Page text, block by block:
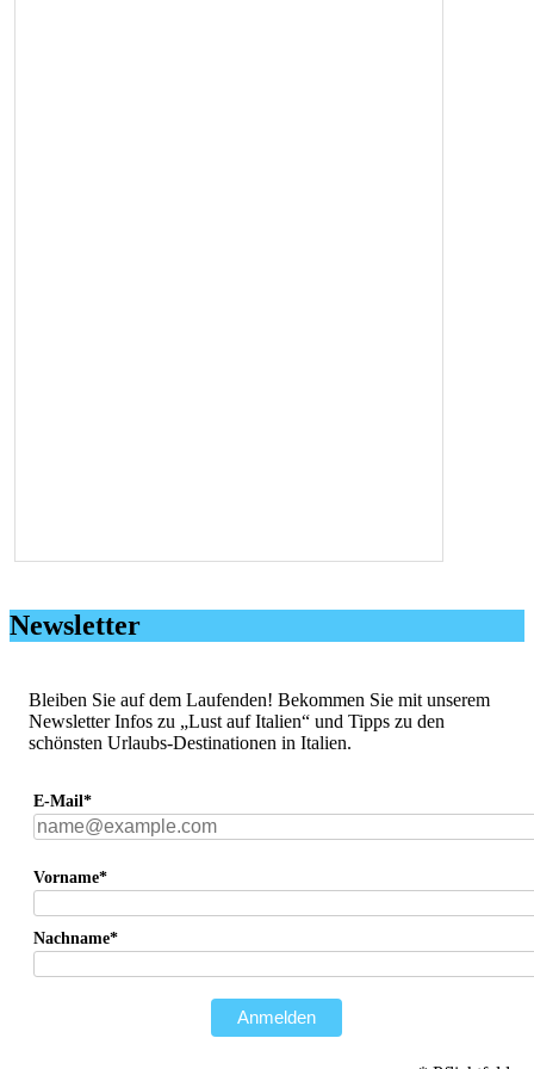
Newsletter
Bleiben Sie auf dem Laufenden! Bekommen Sie mit unserem
Newsletter Infos zu „Lust auf Italien“ und Tipps zu den
schönsten Urlaubs-Destinationen in Italien.
E-Mail*
Vorname*
Nachname*
Anmelden